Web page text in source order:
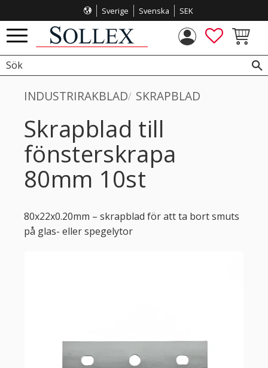
Meny
Sverige Svenska SEK
FAVORITER
INDUSTRIRAKBLAD SKRAPBLAD
Skrapblad till
fönsterskrapa
80mm 10st
80x22x0.20mm – skrapblad för att ta bort smuts
på glas- eller spegelytor